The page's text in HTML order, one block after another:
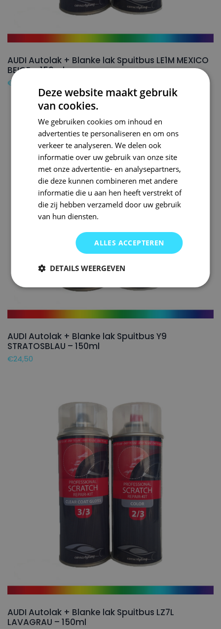
AUDI Autolak + Blanke lak Spuitbus LE1M MEXICO
BEIGE – 150ml
€
AUDI Autolak + Blanke lak Spuitbus Y9
STRATOSBLAU – 150ml
€24,50
AUDI Autolak + Blanke lak Spuitbus LZ7L
LAVAGRAU – 150ml
Deze website maakt gebruik
van cookies.
We gebruiken cookies om inhoud en
advertenties te personaliseren en om ons
verkeer te analyseren. We delen ook
informatie over uw gebruik van onze site
met onze advertentie- en analysepartners,
die deze kunnen combineren met andere
informatie die u aan hen heeft verstrekt of
die zij hebben verzameld door uw gebruik
van hun diensten.
ALLES ACCEPTEREN
DETAILS WEERGEVEN